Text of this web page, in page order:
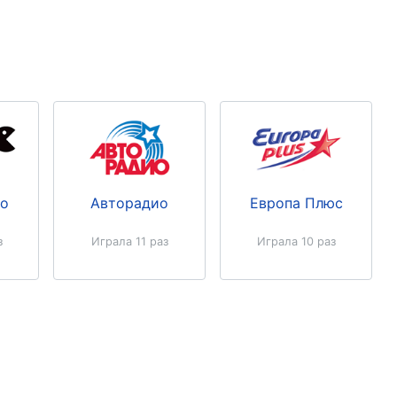
Играла 11 раз
Авторадио
Играла 10 раз
Европа Плюс